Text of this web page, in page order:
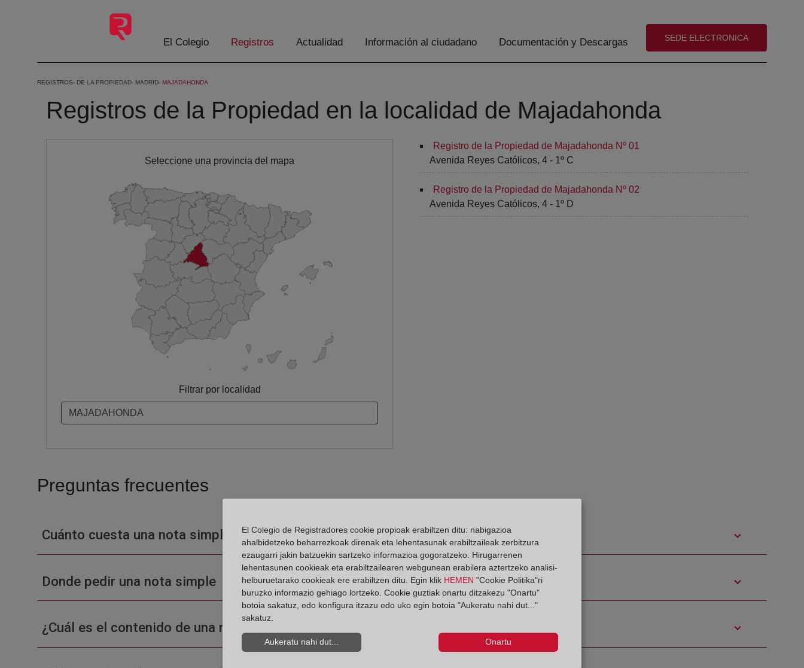
El Colegio Registros Actualidad Información al ciudadano Documentación y Descargas (abre en nueva ventana)
SEDE ELECTRONICA
REGISTROS DE LA PROPIEDAD MADRID MAJADAHONDA
Registros de la Propiedad en la localidad de Majadahonda
Seleccione una provincia del mapa
Filtrar por localidad
Registro de la Propiedad de Majadahonda Nº 01
Avenida Reyes Católicos, 4 - 1º C
Registro de la Propiedad de Majadahonda Nº 02
Avenida Reyes Católicos, 4 - 1º D
Preguntas frecuentes
Cuánto cuesta una nota simple en un Registro de la Propiedad
Donde pedir una nota simple
¿Cuál es el contenido de una nota simple o una certificación?
El Colegio de Registradores cookie propioak erabiltzen ditu: nabigazioa
ahalbidetzeko beharrezkoak direnak eta lehentasunak erabiltzaileak zerbitzura
ezaugarri jakin batzuekin sartzeko informazioa gogoratzeko. Hirugarrenen
lehentasunen cookieak eta erabiltzailearen webgunean erabilera aztertzeko analisi-
helburuetarako cookieak ere erabiltzen ditu. Egin klik HEMEN "Cookie Politika"ri
buruzko informazio gehiago lortzeko. Cookie guztiak onartu ditzakezu "Onartu"
botoia sakatuz, edo konfigura itzazu edo uko egin botoia "Aukeratu nahi dut..."
sakatuz.
Aukeratu nahi dut... Onartu